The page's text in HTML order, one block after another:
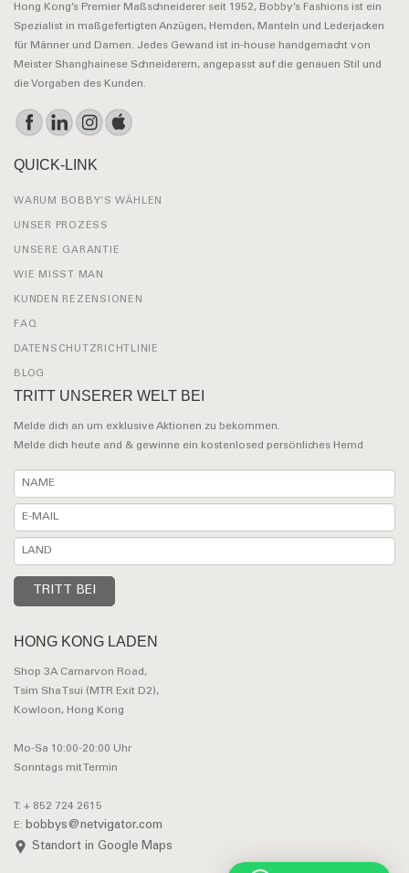
Hong Kong’s Premier Maßschneiderer seit 1952, Bobby’s Fashions ist ein
Spezialist in maßgefertigten Anzügen, Hemden, Manteln und Lederjacken
für Männer und Damen. Jedes Gewand ist in-house handgemacht von
Meister Shanghainese Schneiderern, angepasst auf die genauen Stil und
die Vorgaben des Kunden.
QUICK-LINK
WARUM BOBBY’S WÄHLEN
UNSER PROZESS
UNSERE GARANTIE
WIE MISST MAN
KUNDEN REZENSIONEN
FAQ
DATENSCHUTZRICHTLINIE
BLOG
TRITT UNSERER WELT BEI
Melde dich an um exklusive Aktionen zu bekommen.
Melde dich heute and & gewinne ein kostenlosed persönliches Hemd
HONG KONG LADEN
Shop 3A Carnarvon Road,
Tsim Sha Tsui (MTR Exit D2),
Kowloon, Hong Kong
Mo-Sa 10:00-20:00 Uhr
Sonntags mit Termin
T: + 852 724 2615
E: bobbys@netvigator.com
Standort in Google Maps